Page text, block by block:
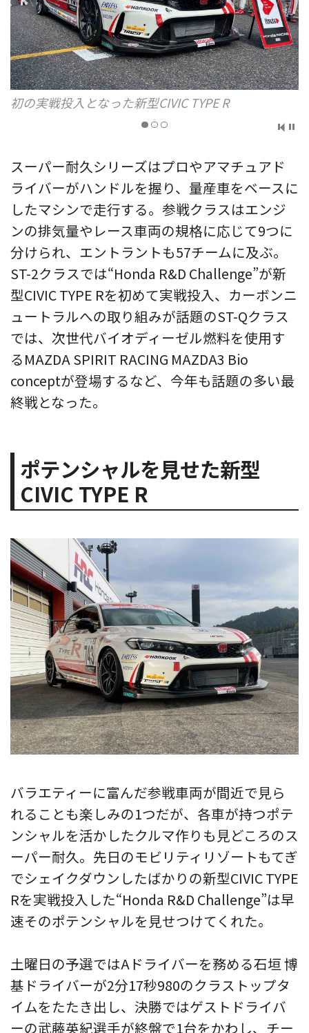
初の実戦投入となった新型CIVIC TYPE R
スーパー耐久シリーズはプロやアマチュアド
ライバーがハンドルを握り、量産車をベースに
したマシンで走行する。参戦クラスはエンジ
ンの排気量やレース車両の規格に応じて9つに
分けられ、エントラントも57チームに及ぶ。
ST-2クラスでは“Honda R&D Challenge”が新
型CIVIC TYPE Rを初めて実戦投入、カーボンニ
ュートラルへの取り組みが話題のST-Qクラス
では、次世代バイオディーゼル燃料を使用す
るMAZDA SPIRIT RACING MAZDA3 Bio
conceptが登場するなど、今年も話題の多い最
終戦となった。
ポテンシャルを見せた新型
CIVIC TYPE R
バラエティーに富んだ参戦車両が間近で見ら
れることも楽しみの1つだが、各車が持つポテ
ンシャルを活かしたクルマ作りも見どころのス
ーパー耐久。先日のモビリティリゾートもてぎ
でシェイクダウンしたばかりの新型CIVIC TYPE
Rを実戦投入した“Honda R&D Challenge”は早
速そのポテンシャルを見せつけてくれた。
土曜日の予選ではAドライバーを務める石垣 博
基ドライバーが2分17秒980のクラストップタ
イムをたたき出し、決勝ではゲストドライバ
ーの武藤英紀選手が終盤で1台をかわし、チー